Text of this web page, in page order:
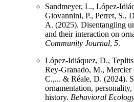
Sandmeyer, L., López-
Giovannini, P., Perret, S.,
A. (2025). Disentangling
and their interaction on
Community Journal, 5.
López-Idiáquez, D.,
Rey-Granado, M., Mercier
C.,... & Réale, D. (2024).
ornamentation,
history. Behavioral